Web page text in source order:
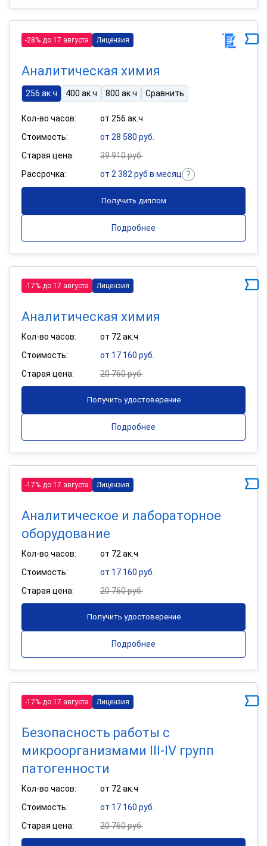
-28% до 17 августа Лицензия
Аналитическая химия
256 ак.ч 400 ак.ч 800 ак.ч Сравнить
Кол-во часов:
от 256 ак.ч
Стоимость:
от 28 580 руб.
Старая цена:
39 910 руб.
Рассрочка:
от 2 382 руб в месяц
Получить диплом
Подробнее
-17% до 17 августа Лицензия
Аналитическая химия
Кол-во часов:
от 72 ак.ч
Стоимость:
от 17 160 руб.
Старая цена:
20 760 руб.
Получить удостоверение
Подробнее
-17% до 17 августа Лицензия
Аналитическое и лабораторное
оборудование
Кол-во часов:
от 72 ак.ч
Стоимость:
от 17 160 руб.
Старая цена:
20 760 руб.
Получить удостоверение
Подробнее
-17% до 17 августа Лицензия
Безопасность работы с
микроорганизмами III-IV групп
патогенности
Кол-во часов:
от 72 ак.ч
Стоимость:
от 17 160 руб.
Старая цена:
20 760 руб.